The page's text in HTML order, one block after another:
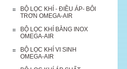
BỘ LỌC KHÍ - ĐIỀU ÁP- BÔI
TRƠN OMEGA-AIR
BỘ LỌC KHÍ BẰNG INOX
OMEGA-AIR
BỘ LỌC KHÍ VI SINH
OMEGA-AIR